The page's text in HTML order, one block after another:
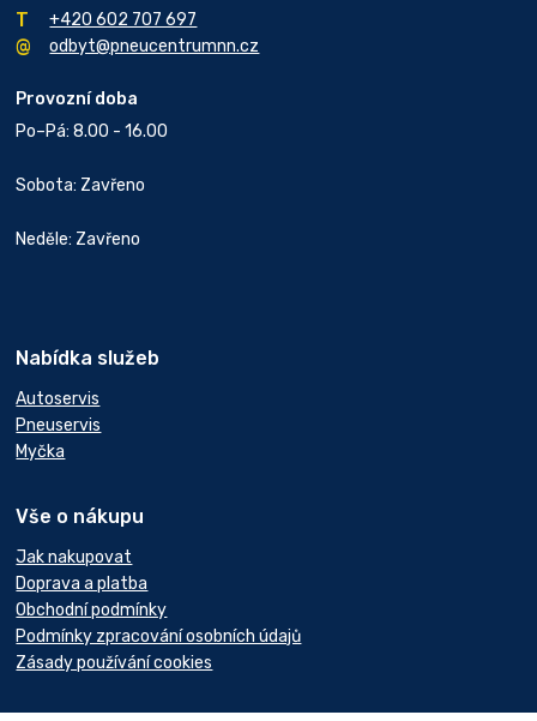
+420 602 707 697
odbyt@pneucentrumnn.cz
Provozní doba
Po–Pá: 8.00 - 16.00
Sobota: Zavřeno
Neděle: Zavřeno
Nabídka služeb
Autoservis
Pneuservis
Myčka
Vše o nákupu
Jak nakupovat
Doprava a platba
Obchodní podmínky
Podmínky zpracování osobních údajů
Zásady používání cookies